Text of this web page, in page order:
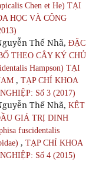
Chen et He) TẠI
HỌC VÀ CÔNG
Thế Nhã, ĐẶC
THEO CÂY KÝ CHỦ
Hampson) TẠI
, TẠP CHÍ KHOA
Số 3 (2017)
Thế Nhã, KÊT
GIÁ TRỊ DINH
fuscidentalis
, TẠP CHÍ KHOA
Số 4 (2015)